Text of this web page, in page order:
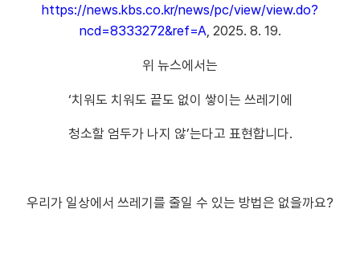
https://news.kbs.co.kr/news/pc/view/view.do?
ncd=8333272&ref=A , 2025. 8. 19.
위 뉴스에서는
‘치워도 치워도 끝도 없이 쌓이는 쓰레기에
청소할 엄두가 나지 않’는다고 표현합니다.
우리가 일상에서 쓰레기를 줄일 수 있는 방법은 없을까요?